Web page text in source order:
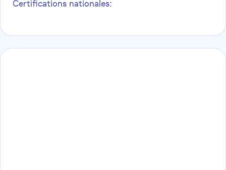
Certifications nationales: